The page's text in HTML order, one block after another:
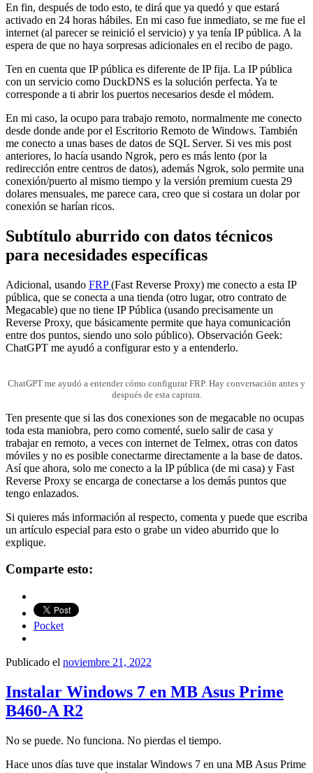
En fin, después de todo esto, te dirá que ya quedó y que estará
activado en 24 horas hábiles. En mi caso fue inmediato, se me fue el
internet (al parecer se reinició el servicio) y ya tenía IP pública. A la
espera de que no haya sorpresas adicionales en el recibo de pago.
Ten en cuenta que IP pública es diferente de IP fija. La IP pública
con un servicio como DuckDNS es la solución perfecta. Ya te
corresponde a ti abrir los puertos necesarios desde el módem.
En mi caso, la ocupo para trabajo remoto, normalmente me conecto
desde donde ande por el Escritorio Remoto de Windows. También
me conecto a unas bases de datos de SQL Server. Si ves mis post
anteriores, lo hacía usando Ngrok, pero es más lento (por la
redirección entre centros de datos), además Ngrok, solo permite una
conexión/puerto al mismo tiempo y la versión premium cuesta 29
dolares mensuales, me parece cara, creo que si costara un dolar por
conexión se harían ricos.
Subtítulo aburrido con datos técnicos
para necesidades específicas
Adicional, usando FRP(Fast Reverse Proxy) me conecto a esta IP
pública, que se conecta a una tienda (otro lugar, otro contrato de
Megacable) que no tiene IP Pública (usando precisamente un
Reverse Proxy, que básicamente permite que haya comunicación
entre dos puntos, siendo uno solo público). Observación Geek:
ChatGPT me ayudó a configurar esto y a entenderlo.
ChatGPT me ayudó a entender cómo configurar FRP. Hay conversación antes y
después de esta captura.
Ten presente que si las dos conexiones son de megacable no ocupas
toda esta maniobra, pero como comenté, suelo salir de casa y
trabajar en remoto, a veces con internet de Telmex, otras con datos
móviles y no es posible conectarme directamente a la base de datos.
Así que ahora, solo me conecto a la IP pública (de mi casa) y Fast
Reverse Proxy se encarga de conectarse a los demás puntos que
tengo enlazados.
Si quieres más información al respecto, comenta y puede que escriba
un artículo especial para esto o grabe un video aburrido que lo
explique.
Comparte esto:
Pocket
Publicado el noviembre 21, 2022
Instalar Windows 7 en MB Asus Prime
B460-A R2
No se puede. No funciona. No pierdas el tiempo.
Hace unos días tuve que instalar Windows 7 en una MB Asus Prime